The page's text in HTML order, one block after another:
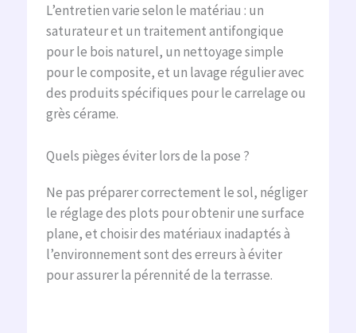
L’entretien varie selon le matériau : un
saturateur et un traitement antifongique
pour le bois naturel, un nettoyage simple
pour le composite, et un lavage régulier avec
des produits spécifiques pour le carrelage ou
grès cérame.
Quels pièges éviter lors de la pose ?
Ne pas préparer correctement le sol, négliger
le réglage des plots pour obtenir une surface
plane, et choisir des matériaux inadaptés à
l’environnement sont des erreurs à éviter
pour assurer la pérennité de la terrasse.